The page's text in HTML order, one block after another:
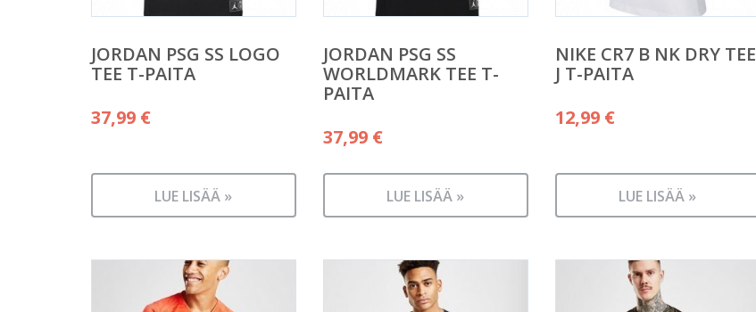
JORDAN PSG SS LOGO
TEE T-PAITA
37,99 €
LUE LISÄÄ »
JORDAN PSG SS
WORLDMARK TEE T-
PAITA
37,99 €
LUE LISÄÄ »
NIKE CR7 B NK DRY TEE
J T-PAITA
12,99 €
LUE LISÄÄ »